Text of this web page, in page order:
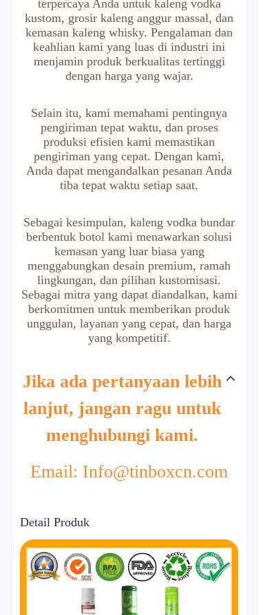
terpercaya Anda untuk kaleng vodka
kustom, grosir kaleng anggur massal, dan
kemasan kaleng whisky. Pengalaman dan
keahlian kami yang luas di industri ini
menjamin produk berkualitas tertinggi
dengan harga yang wajar.
Selain itu, kami memahami pentingnya
pengiriman tepat waktu, dan proses
produksi efisien kami memastikan
pengiriman yang cepat. Dengan kami,
Anda dapat mengandalkan pesanan Anda
tiba tepat waktu setiap saat.
Sebagai kesimpulan, kaleng vodka bundar
berbentuk botol kami menawarkan solusi
kemasan yang luar biasa yang
menggabungkan desain premium, ramah
lingkungan, dan pilihan kustomisasi.
Sebagai mitra yang dapat diandalkan, kami
berkomitmen untuk memberikan produk
unggulan, layanan yang cepat, dan harga
yang kompetitif.
Jika ada pertanyaan lebih
lanjut, jangan ragu untuk
menghubungi kami.
Email: Info@tinboxcn.com
Detail Produk